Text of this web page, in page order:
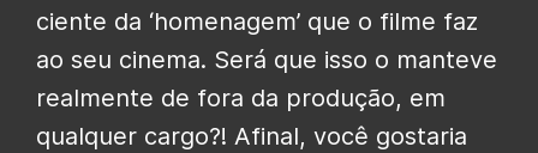
ciente da ‘homenagem’ que o filme faz
ao seu cinema. Será que isso o manteve
realmente de fora da produção, em
qualquer cargo?! Afinal, você gostaria